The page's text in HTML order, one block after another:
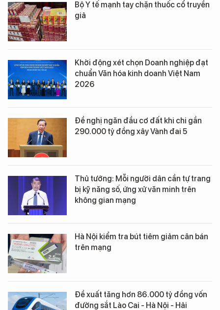
Bộ Y tế mạnh tay chặn thuốc cổ truyền
giả
Khởi động xét chọn Doanh nghiệp đạt
chuẩn Văn hóa kinh doanh Việt Nam
2026
Đề nghị ngăn đầu cơ đất khi chi gần
290.000 tỷ đồng xây Vành đai 5
Thủ tướng: Mỗi người dân cần tự trang
bị kỹ năng số, ứng xử văn minh trên
không gian mạng
Hà Nội kiểm tra bút tiêm giảm cân bán
trên mạng
Đề xuất tăng hơn 86.000 tỷ đồng vốn
đường sắt Lào Cai - Hà Nội - Hải